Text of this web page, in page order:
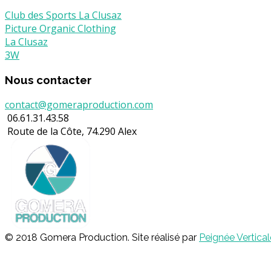
Club des Sports La Clusaz
Picture Organic Clothing
La Clusaz
3W
Nous contacter
contact@gomeraproduction.com
06.61.31.43.58
Route de la Côte, 74.290 Alex
© 2018 Gomera Production. Site réalisé par Peignée